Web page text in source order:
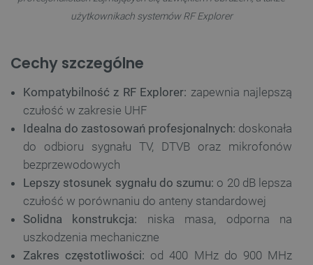
użytkownikach systemów RF Explorer
Cechy szczególne
Kompatybilność z RF Explorer: zapewnia najlepszą
czułość w zakresie UHF
Idealna do zastosowań profesjonalnych: doskonała
do odbioru sygnału TV, DTVB oraz mikrofonów
bezprzewodowych
Lepszy stosunek sygnału do szumu: o 20 dB lepsza
czułość w porównaniu do anteny standardowej
Solidna konstrukcja: niska masa, odporna na
uszkodzenia mechaniczne
Zakres częstotliwości: od 400 MHz do 900 MHz